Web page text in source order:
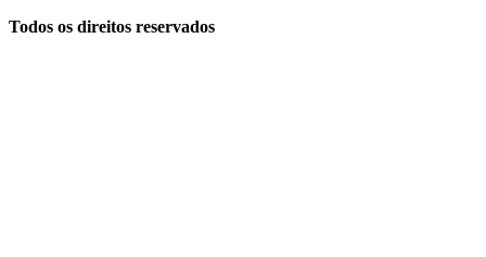
Todos os direitos reservados